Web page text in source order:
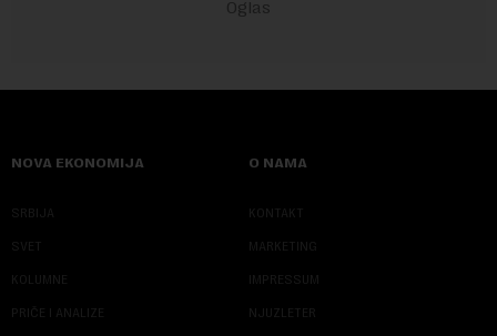
NOVA EKONOMIJA
SRBIJA
SVET
KOLUMNE
PRIČE I ANALIZE
O NAMA
KONTAKT
MARKETING
IMPRESSUM
NJUZLETER